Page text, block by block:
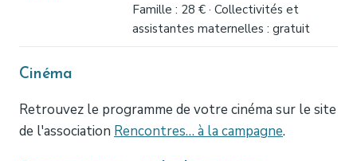
Famille : 28 € · Collectivités et
assistantes maternelles : gratuit
Cinéma
Retrouvez le programme de votre cinéma sur le site
de l'association Rencontres… à la campagne.